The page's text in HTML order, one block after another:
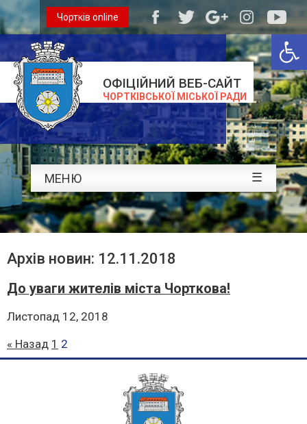
ОФІЦІЙНИЙ ВЕБ-САЙТ
ЧОРТКІВСЬКОЇ МІСЬКОЇ РАДИ
Чортків online
МЕНЮ ☰
Архів новин: 12.11.2018
До уваги жителів міста Чорткова!
Листопад 12, 2018
« Назад 1 2